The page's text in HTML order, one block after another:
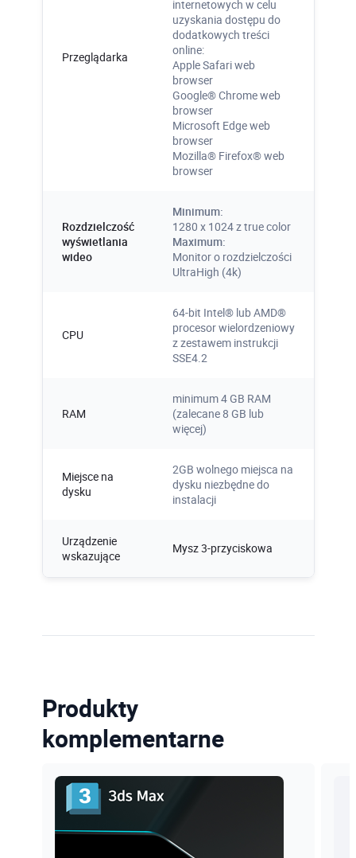
Przeglądarka
internetowych w celu
uzyskania dostępu do
dodatkowych treści
online:
Apple Safari web
browser
Google® Chrome web
browser
Microsoft Edge web
browser
Mozilla® Firefox® web
browser
Rozdzielczość
wyświetlania
wideo
Minimum:
1280 x 1024 z true color
Maximum:
Monitor o rozdzielczości
UltraHigh (4k)
CPU
64-bit Intel® lub AMD®
procesor wielordzeniowy
z zestawem instrukcji
SSE4.2
RAM
minimum 4 GB RAM
(zalecane 8 GB lub
więcej)
Miejsce na
dysku
2GB wolnego miejsca na
dysku niezbędne do
instalacji
Urządzenie
wskazujące
Mysz 3-przyciskowa
Produkty
komplementarne